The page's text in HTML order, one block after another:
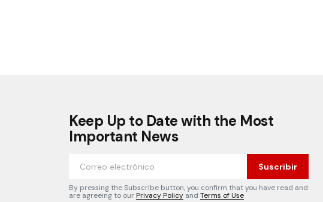
Keep Up to Date with the Most
Important News
Suscribir
By pressing the Subscribe button, you confirm that you have read and
are agreeing to ourPrivacy Policy and Terms of Use